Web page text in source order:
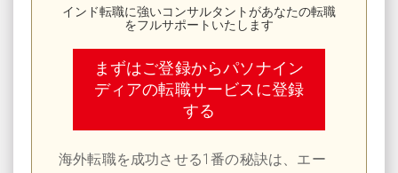
インド転職に強いコンサルタントがあなたの転職
をフルサポートいたします
まずはご登録からパソナイン
ディアの転職サービスに登録
する
海外転職を成功させる1番の秘訣は、エー